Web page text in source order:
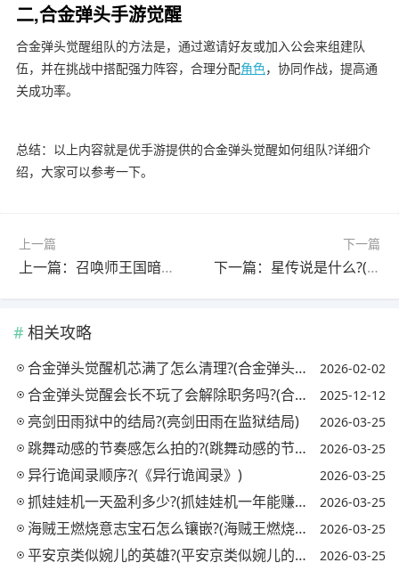
二,合金弹头手游觉醒
合金弹头觉醒组队的方法是，通过邀请好友或加入公会来组建队
伍，并在挑战中搭配强力阵容，合理分配角色，协同作战，提高通
关成功率。
总结：以上内容就是优手游提供的合金弹头觉醒如何组队?详细介
绍，大家可以参考一下。
上一篇
上一篇：召唤师王国暗羽之焰怎么过关?(召唤师王国暗羽之焰怎么过关视频)
下一篇
下一篇：星传说是什么?(星传说是什么皮肤)
相关攻略
合金弹头觉醒机芯满了怎么清理?(合金弹头觉醒成就物品) 2026-02-02
合金弹头觉醒会长不玩了会解除职务吗?(合金弹头觉醒成就攻略) 2025-12-12
亮剑田雨狱中的结局?(亮剑田雨在监狱结局) 2026-03-25
跳舞动感的节奏感怎么拍的?(跳舞动感的节奏感怎么拍的视频) 2026-03-25
异行诡闻录顺序?(《异行诡闻录》) 2026-03-25
抓娃娃机一天盈利多少?(抓娃娃机一年能赚多少钱) 2026-03-25
海贼王燃烧意志宝石怎么镶嵌?(海贼王燃烧意志宝石镶嵌攻略) 2026-03-25
平安京类似婉儿的英雄?(平安京类似婉儿的英雄名字) 2026-03-25